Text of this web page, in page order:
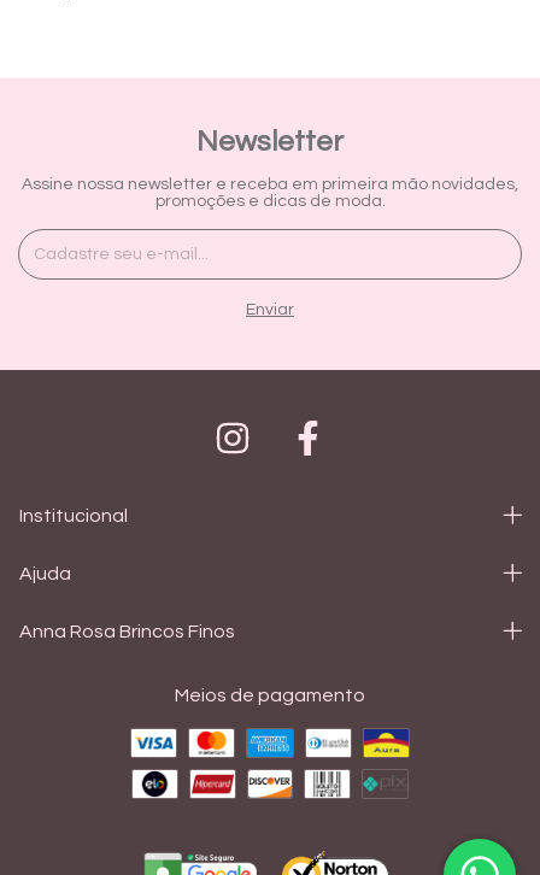
Newsletter
Assine nossa newsletter e receba em primeira mão novidades,
promoções e dicas de moda.
Institucional
Ajuda
Anna Rosa Brincos Finos
Meios de pagamento